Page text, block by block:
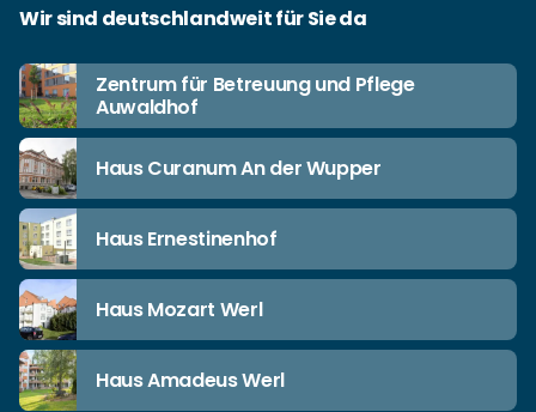
Wir sind deutschlandweit für Sie da
Zentrum für Betreuung und Pflege
Auwaldhof
Haus Curanum An der Wupper
Haus Ernestinenhof
Haus Mozart Werl
Haus Amadeus Werl